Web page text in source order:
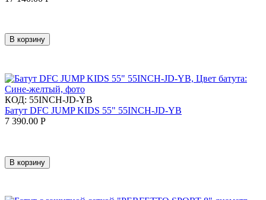
В корзину
КОД: 55INCH-JD-YB
Батут DFC JUMP KIDS 55" 55INCH-JD-YB
7 390.00 Р
В корзину